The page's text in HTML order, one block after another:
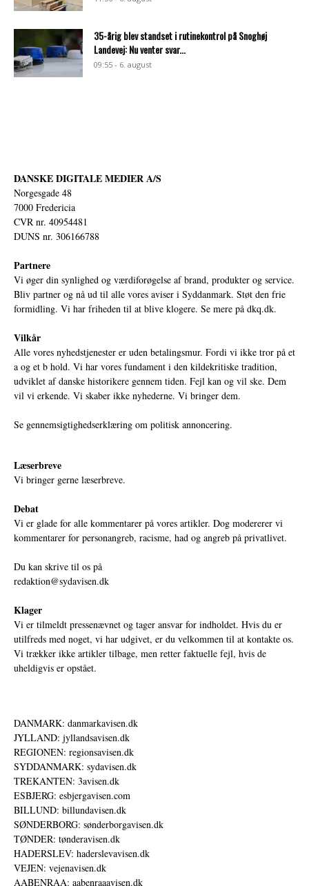
35-årig blev standset i rutinekontrol på Snoghøj
Landevej: Nu venter svar...
09:55 - 6. august
DANSKE DIGITALE MEDIER A/S
Norgesgade 48
7000 Fredericia
CVR nr. 40954481
DUNS nr. 306166788
Partnere
Vi øger din synlighed og værdiforøgelse af brand, produkter og service.
Bliv partner og nå ud til alle vores aviser i Syddanmark. Støt den frie
formidling. Vi har friheden til at blive klogere. Se mere på dkq.dk.
Vilkår
Alle vores nyhedstjenester er uden betalingsmur. Fordi vi ikke tror på et
a og et b hold. Vi har vores fundament i den kildekritiske tradition,
udviklet af danske historikere gennem tiden. Fejl kan og vil ske. Dem
vil vi erkende. Vi skaber ikke nyhederne. Vi bringer dem.
Se gennemsigtighedserklæring om politisk annoncering.
Læserbreve
Vi bringer gerne læserbreve.
Debat
Vi er glade for alle kommentarer på vores artikler. Dog modererer vi
kommentarer for personangreb, racisme, had og angreb på privatlivet.
Du kan skrive til os på
redaktion@sydavisen.dk
Klager
Vi er tilmeldt pressenævnet og tager ansvar for indholdet. Hvis du er
utilfreds med noget, vi har udgivet, er du velkommen til at kontakte os.
Vi trækker ikke artikler tilbage, men retter faktuelle fejl, hvis de
uheldigvis er opstået.
DANMARK: danmarkavisen.dk
JYLLAND: jyllandsavisen.dk
REGIONEN: regionsavisen.dk
SYDDANMARK: sydavisen.dk
TREKANTEN: 3avisen.dk
ESBJERG: esbjergavisen.com
BILLUND: billundavisen.dk
SØNDERBORG: sønderborgavisen.dk
TØNDER: tønderavisen.dk
HADERSLEV: haderslevavisen.dk
VEJEN: vejenavisen.dk
AABENRAA: aabenraaavisen.dk